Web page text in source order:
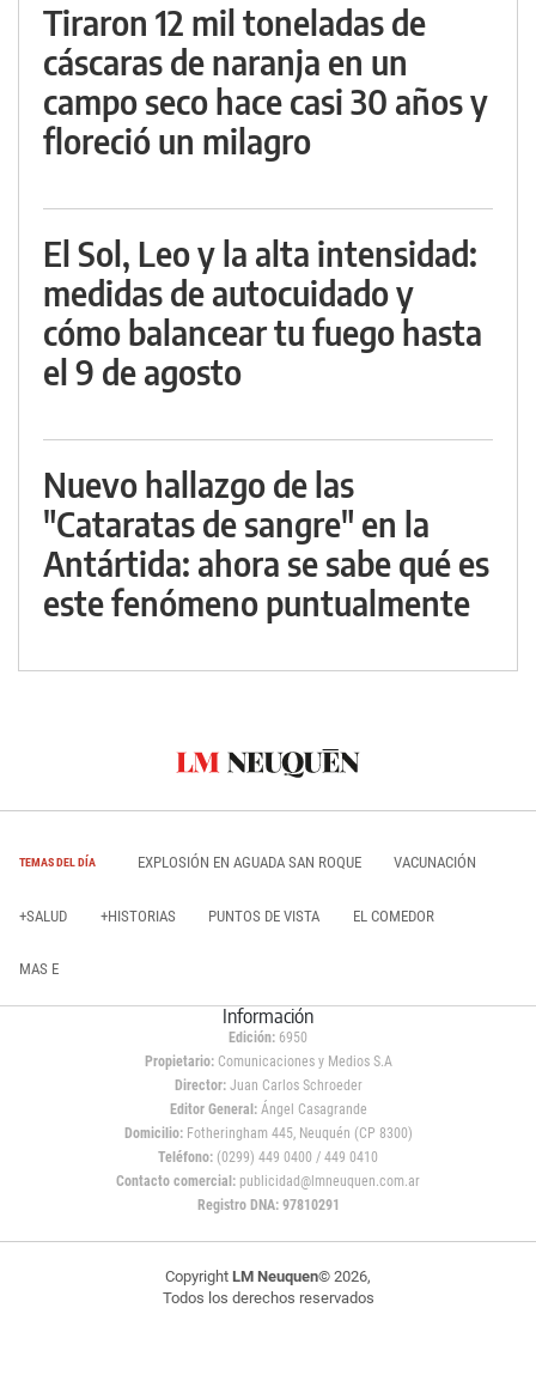
Tiraron 12 mil toneladas de
cáscaras de naranja en un
campo seco hace casi 30 años y
floreció un milagro
El Sol, Leo y la alta intensidad:
medidas de autocuidado y
cómo balancear tu fuego hasta
el 9 de agosto
Nuevo hallazgo de las
"Cataratas de sangre" en la
Antártida: ahora se sabe qué es
este fenómeno puntualmente
TEMAS DEL DÍA EXPLOSIÓN EN AGUADA SAN ROQUE VACUNACIÓN
+SALUD +HISTORIAS PUNTOS DE VISTA EL COMEDOR
MAS E
Información
Edición: 6950
Propietario:Comunicaciones y Medios S.A
Director: Juan Carlos Schroeder
Editor General:Ángel Casagrande
Domicilio:Fotheringham 445, Neuquén (CP 8300)
Teléfono: (0299) 449 0400 / 449 0410
Contacto comercial: publicidad@lmneuquen.com.ar
Registro DNA: 97810291
Copyright LM Neuquen© 2026,
Todos los derechos reservados